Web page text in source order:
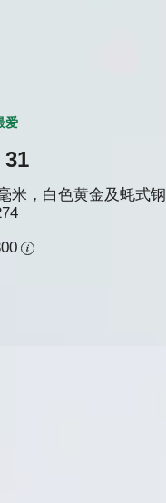
爱
31
米，白色黄金及蚝式钢